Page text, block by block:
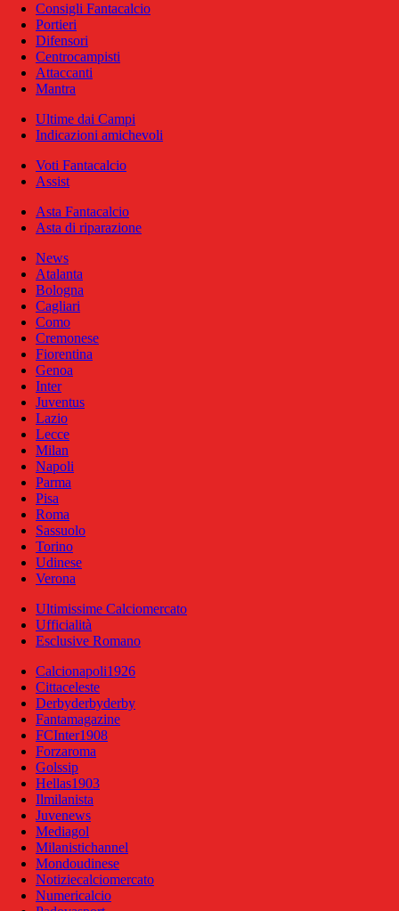
Consigli Fantacalcio
Portieri
Difensori
Centrocampisti
Attaccanti
Mantra
Ultime dai Campi
Indicazioni amichevoli
Voti Fantacalcio
Assist
Asta Fantacalcio
Asta di riparazione
News
Atalanta
Bologna
Cagliari
Como
Cremonese
Fiorentina
Genoa
Inter
Juventus
Lazio
Lecce
Milan
Napoli
Parma
Pisa
Roma
Sassuolo
Torino
Udinese
Verona
Ultimissime Calciomercato
Ufficialità
Esclusive Romano
Calcionapoli1926
Cittaceleste
Derbyderbyderby
Fantamagazine
FCInter1908
Forzaroma
Golssip
Hellas1903
Ilmilanista
Juvenews
Mediagol
Milanistichannel
Mondoudinese
Notiziecalciomercato
Numericalcio